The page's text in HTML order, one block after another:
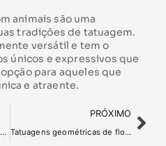
animais são uma
tradições de tatuagem.
versátil e tem o
únicos e expressivos que
para aqueles que
e atraente.
Tatuagens geométricas abstratas: arte e criatividade na pele
PRÓXIMO
Tatuagens geométricas de flores: beleza e elegância